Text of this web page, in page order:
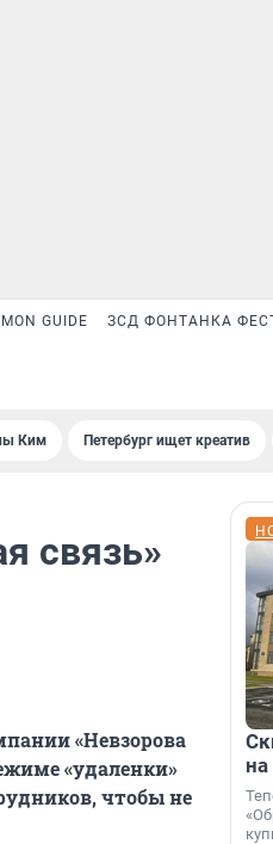
GUIDE ЗСД ФОНТАНКА
Ким Петербург ищет креатив
связь»
«Невзорова
«удаленки»
чтобы не